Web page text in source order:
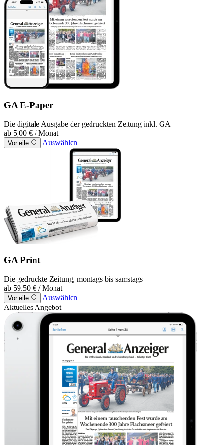
GA E-Paper
Die digitale Ausgabe der gedruckten Zeitung inkl. GA+
ab 5,00 € / Monat
Vorteile Auswählen
GA Print
Die gedruckte Zeitung, montags bis samstags
ab 59,50 € / Monat
Vorteile
Auswählen
Aktuelles Angebot